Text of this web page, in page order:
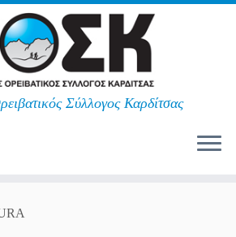
Σύλλογος Καρδίτσας